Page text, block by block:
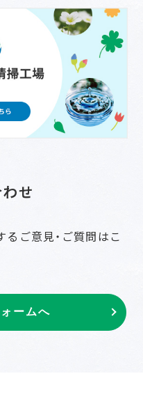
せ
ご意見・ご質問はこ
ームへ